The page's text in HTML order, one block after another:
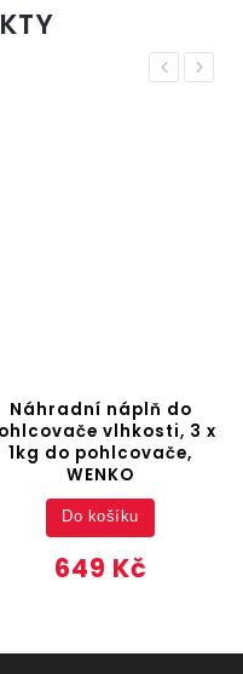
Previous
Náhradní náplň do
vlhkosti, 3 x
1kg do pohlcovače,
WENKO
649 Kč
Do košíku
Next